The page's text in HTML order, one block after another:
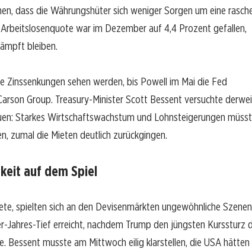
dass die Währungshüter sich weniger Sorgen um eine
war im Dezember auf 4,4 Prozent gefallen,
bleiben.
Zinssenkungen sehen werden, bis Powell im Mai die Fed
Group. Treasury-Minister Scott Bessent versuchte
Starkes Wirtschaftswachstum und Lohnsteigerungen
zumal die Mieten deutlich zurückgingen.
auf dem Spiel
spielten sich an den Devisenmärkten ungewöhnliche Szenen
Tief erreicht, nachdem Trump den jüngsten Kurssturz
Bessent musste am Mittwoch eilig klarstellen, die USA hätten